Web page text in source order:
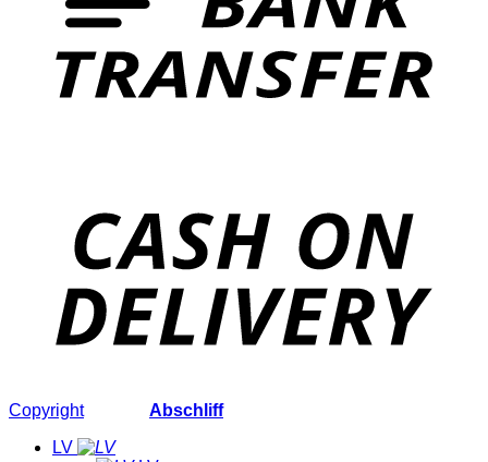
Copyright2026 © Abschliff
LV